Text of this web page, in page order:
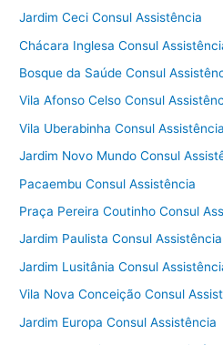
Jardim Ceci Consul Assistência
Chácara Inglesa Consul
Bosque da Saúde Consul
Vila Afonso Celso Consul
Vila Uberabinha Consul Assistência
Jardim Novo Mundo Consul
Pacaembu Consul Assistência
Praça Pereira Coutinho Consul
Jardim Paulista Consul Assistência
Jardim Lusitânia Consul
Vila Nova Conceição Consul
Jardim Europa Consul Assistência